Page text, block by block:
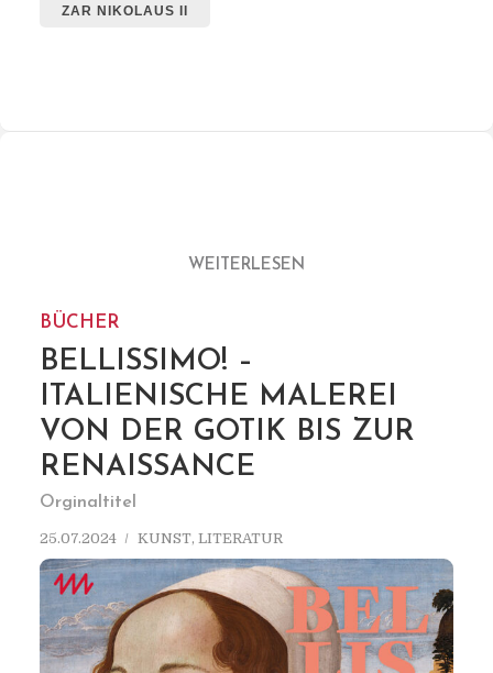
ZAR NIKOLAUS II
WEITERLESEN
BÜCHER
BELLISSIMO! –
ITALIENISCHE MALEREI
VON DER GOTIK BIS ZUR
RENAISSANCE
Orginaltitel
25.07.2024 KUNST, LITERATUR